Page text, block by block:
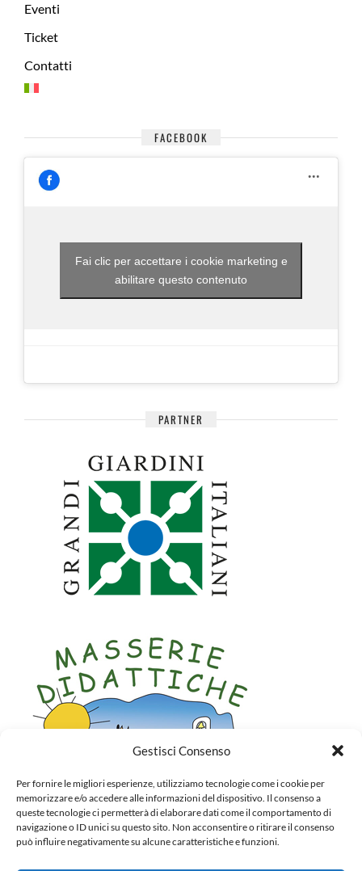
Gestisci Consenso
Per fornire le migliori esperienze, utilizziamo tecnologie come i cookie per
memorizzare e/o accedere alle informazioni del dispositivo. Il consenso a
queste tecnologie ci permetterà di elaborare dati come il comportamento di
navigazione o ID unici su questo sito. Non acconsentire o ritirare il consenso
può influire negativamente su alcune caratteristiche e funzioni.
Eventi
Ticket
Contatti
FACEBOOK
Fai clic per accettare i cookie marketing e
abilitare questo contenuto
PARTNER